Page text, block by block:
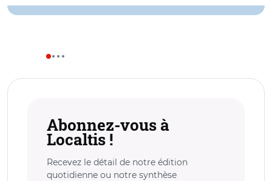
Abonnez-vous à
Localtis !
Recevez le détail de notre édition
quotidienne ou notre synthèse